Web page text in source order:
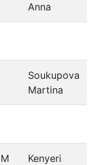
Anna
Soukupova
Martina
Kenyeri